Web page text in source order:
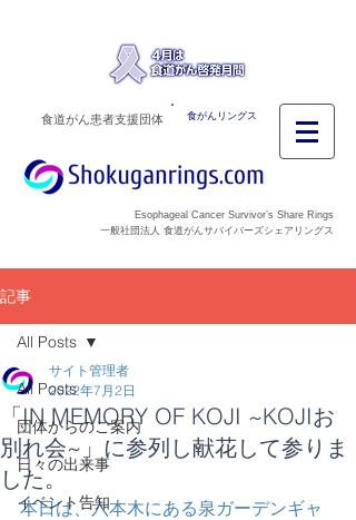
食がんリングス
食道がん患者支援団体
Esophageal Cancer Survivor’s Share Rings
一般社団法人 食道がんサバイバーズシェアリングス
記事
All Posts
団体からのご案内
日々の出来事
イベント告知
All Posts
「IN MEMORY OF KOJI ~KOJIお
別れ会~」に参列し献花して参りま
した。
サイト管理者
2022年7月2日
本日は、六本木にある泉ガーデンギャ